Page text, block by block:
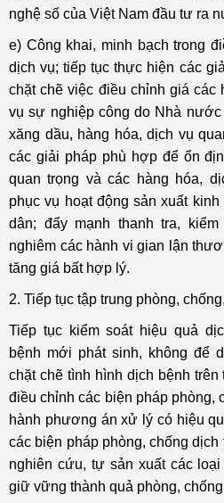
nghệ số của Việt Nam đầu tư ra
e) Công khai, minh bạch trong
dịch vụ; tiếp tục thực hiện các
chặt chẽ việc điều chỉnh giá các
vụ sự nghiệp công do Nhà
xăng dầu, hàng hóa, dịch vụ
các giải pháp phù hợp để ổn
quan trọng và các hàng hóa,
phục vụ hoạt động sản xuất
dân; đẩy mạnh thanh tra,
nghiêm các hành vi gian lận
tăng giá bất hợp lý.
2. Tiếp tục tập trung phòng,
Tiếp tục kiểm soát hiệu quả
bệnh mới phát sinh, không để
chặt chẽ tình hình dịch bệnh
điều chỉnh các biện pháp phòng,
hành phương án xử lý có hiệu
các biện pháp phòng, chống
nghiên cứu, tự sản xuất các
giữ vững thành quả phòng,